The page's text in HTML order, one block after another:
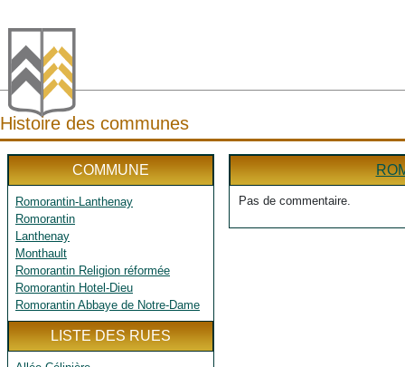
Histoire des communes
COMMUNE
Romorantin-Lanthenay
Romorantin
Lanthenay
Monthault
Romorantin Religion réformée
Romorantin Hotel-Dieu
Romorantin Abbaye de Notre-Dame
LISTE DES RUES
Pas de commentaire.